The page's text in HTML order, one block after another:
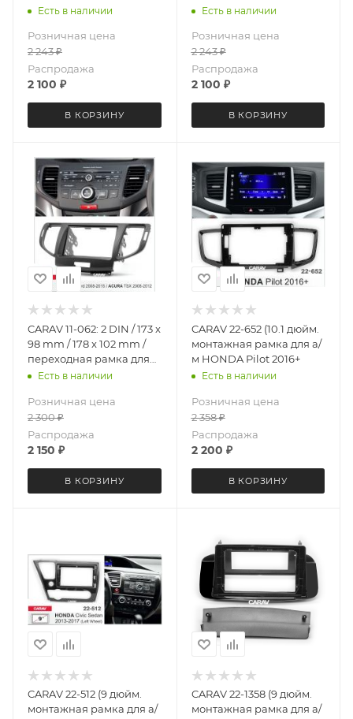
2008 левый руль
Есть в наличии
Розничная цена
2 243₽
Распродажа
2 100 ₽
В КОРЗИНУ
(RA6/RA9) 1999-2003
Есть в наличии
Розничная цена
2 243₽
Распродажа
2 100 ₽
В КОРЗИНУ
CARAV 11-062: 2 DIN / 173 x
98 mm / 178 x 102 mm /
переходная рамка для
установки
Accord 2007-2012 / ACURA
TSX 2008-2012
Есть в наличии
Розничная цена
2 300₽
Распродажа
2 150 ₽
В КОРЗИНУ
CARAV 22-652 (10.1 дюйм.
монтажная рамка для а/
м HONDA Pilot 2016+
Есть в наличии
Розничная цена
2 358₽
Распродажа
2 200 ₽
В КОРЗИНУ
CARAV 22-512 (9 дюйм.
монтажная рамка для а/
CARAV 22-1358 (9 дюйм.
монтажная рамка для а/